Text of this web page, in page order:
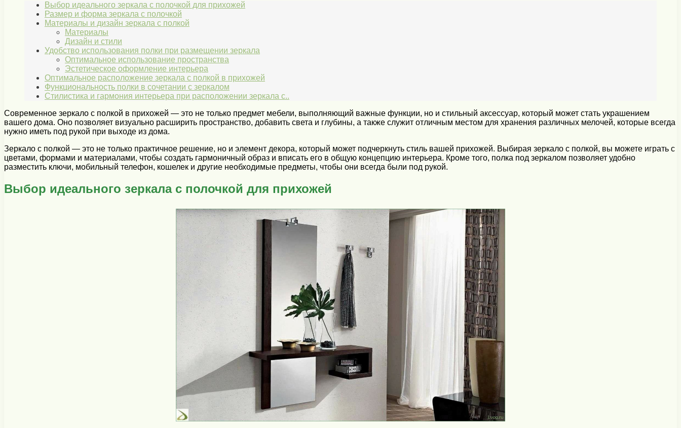
Выбор идеального зеркала с полочкой для прихожей
Размер и форма зеркала с полочкой
Материалы и дизайн зеркала с полкой
Материалы
Дизайн и стили
Удобство использования полки при размещении зеркала
Оптимальное использование пространства
Эстетическое оформление интерьера
Оптимальное расположение зеркала с полкой в прихожей
Функциональность полки в сочетании с зеркалом
Стилистика и гармония интерьера при расположении зеркала с..
Современное зеркало с полкой в прихожей — это не только предмет мебели, выполняющий важные функции, но и стильный аксессуар, который может стать украшением
вашего дома. Оно позволяет визуально расширить пространство, добавить света и глубины, а также служит отличным местом для хранения различных мелочей, которые всегда
нужно иметь под рукой при выходе из дома.
Зеркало с полкой — это не только практичное решение, но и элемент декора, который может подчеркнуть стиль вашей прихожей. Выбирая зеркало с полкой, вы можете играть с
цветами, формами и материалами, чтобы создать гармоничный образ и вписать его в общую концепцию интерьера. Кроме того, полка под зеркалом позволяет удобно
разместить ключи, мобильный телефон, кошелек и другие необходимые предметы, чтобы они всегда были под рукой.
Выбор идеального зеркала с полочкой для прихожей